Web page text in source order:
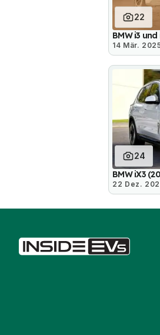
22
BMW i3
14 Mär.
24
BMW iX3
22 Dez.